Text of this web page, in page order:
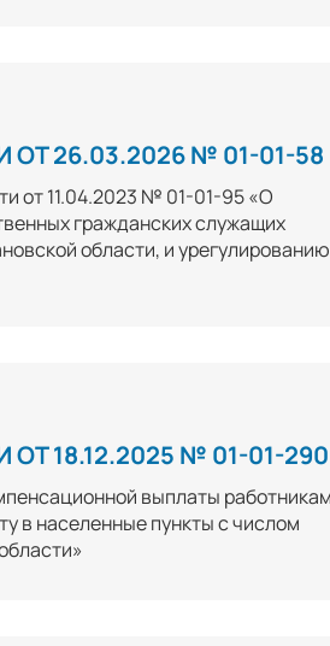
26.03.2026 № 01-01-58
от 11.04.2023 № 01-01-95 «О
гражданских служащих
области, и урегулированию
18.12.2025 № 01-01-290
выплаты работникам
в населенные пункты с числом